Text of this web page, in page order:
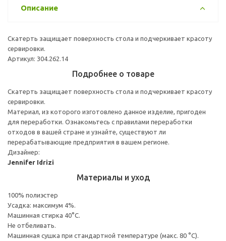
Описание
Скатерть защищает поверхность стола и подчеркивает красоту
сервировки.
Артикул: 304.262.14
Подробнее о товаре
Скатерть защищает поверхность стола и подчеркивает красоту
сервировки.
Материал, из которого изготовлено данное изделие, пригоден
для переработки. Ознакомьтесь с правилами переработки
отходов в вашей стране и узнайте, существуют ли
перерабатывающие предприятия в вашем регионе.
Дизайнер:
Jennifer Idrizi
Материалы и уход
100% полиэстер
Усадка: максимум 4%.
Машинная стирка 40°С.
Не отбеливать.
Машинная сушка при стандартной температуре (макс. 80 °C).